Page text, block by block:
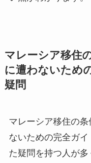
マレーシア移住
に遭わないため
疑問
マレーシア移住の
ないための完全ガ
た疑問を持つ人が